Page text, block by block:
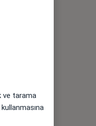
ve tarama